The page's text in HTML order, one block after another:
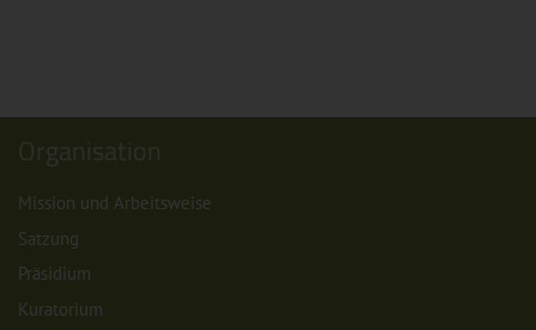
Organisation
Mission und Arbeitsweise
Satzung
Präsidium
Kuratorium